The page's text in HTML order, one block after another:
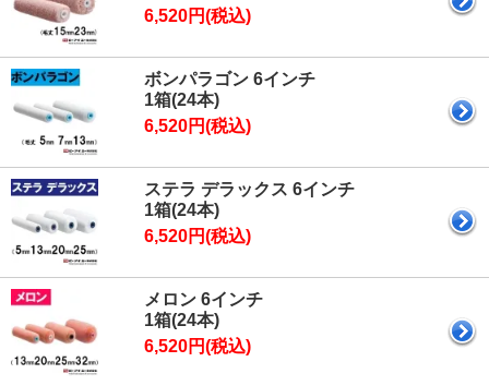
6,520円(税込)
ボンパラゴン 6インチ
1箱(24本)
6,520円(税込)
ステラ デラックス 6インチ
1箱(24本)
6,520円(税込)
メロン 6インチ
1箱(24本)
6,520円(税込)